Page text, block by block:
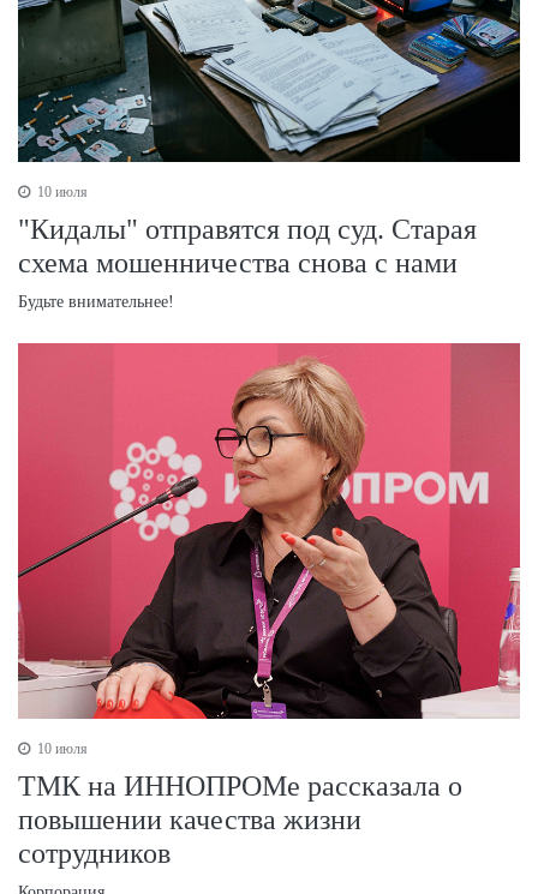
10 июля
"Кидалы" отправятся под суд. Старая
схема мошенничества снова с нами
Будьте внимательнее!
10 июля
ТМК на ИННОПРОМе рассказала о
повышении качества жизни
сотрудников